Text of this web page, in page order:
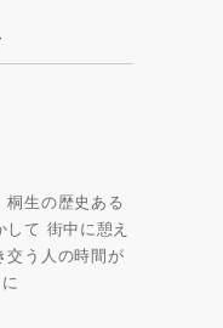
桐生の歴史ある
て 街中に憩え
交う人の時間が